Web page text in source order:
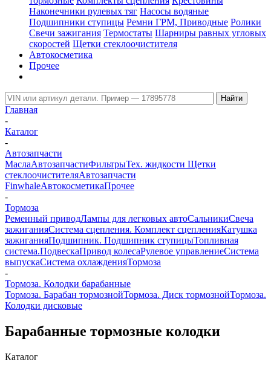
Наконечники рулевых тяг Насосы водяные
Подшипники ступицы Ремни ГРМ, Приводные Ролики
Свечи зажигания Термостаты Шарниры равных угловых
скоростей Щетки стеклоочистителя
Автокосметика
Прочее
Главная
-
Каталог
-
Автозапчасти
МаслаАвтозапчастиФильтрыТех. жидкости Щетки
стеклоочистителяАвтозапчасти
FinwhaleАвтокосметикаПрочее
-
Тормоза
Ременный приводЛампы для легковых автоСальникиСвеча
зажиганияСистема сцепления. Комплект сцепленияКатушка
зажиганияПодшипник. Подшипник ступицыТопливная
система.ПодвескаПривод колесаРулевое управлениеСистема
выпускаСистема охлажденияТормоза
-
Тормоза. Колодки барабанные
Тормоза. Барабан тормознойТормоза. Диск тормознойТормоза.
Колодки дисковые
Барабанные тормозные колодки
Каталог